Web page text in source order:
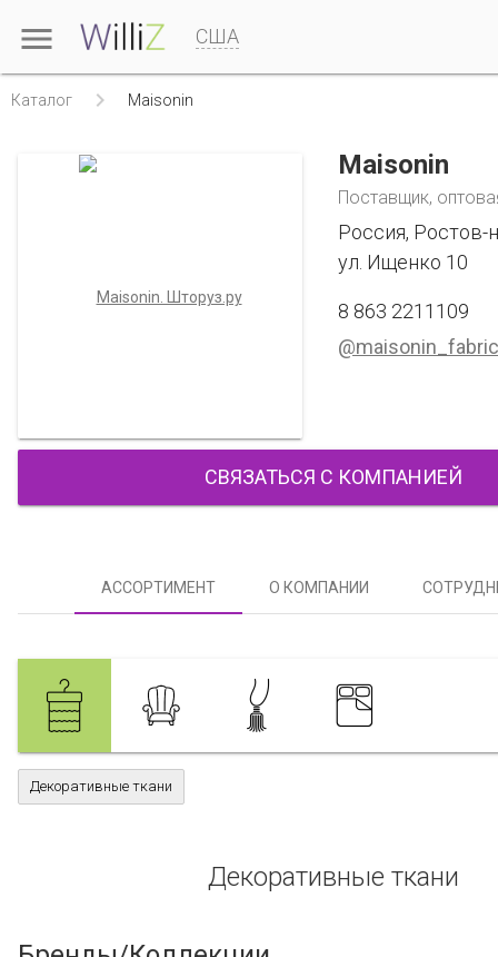
 США
Каталог  Maisonin
Maisonin
Поставщик,
Россия, Ростов-
ул. Ищенко 10
8 863 2211109
СВЯЗАТЬСЯ С КОМПАНИЕЙ
АССОРТИМЕНТ О КОМПАНИИ
Декоративные ткани
Декоративные ткани